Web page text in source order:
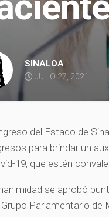
SINALOA
JULIO 27, 2021
del Estado de
para brindar un
19, que estén
se aprobó
Parlamentario de